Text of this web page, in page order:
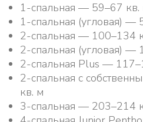
1-спальная — 59–67 кв.
1-спальная (угловая) —
2-спальная — 100–134
2-спальная (угловая) —
2-спальная Plus —
2-спальная с
кв. м
3-спальная — 203–214